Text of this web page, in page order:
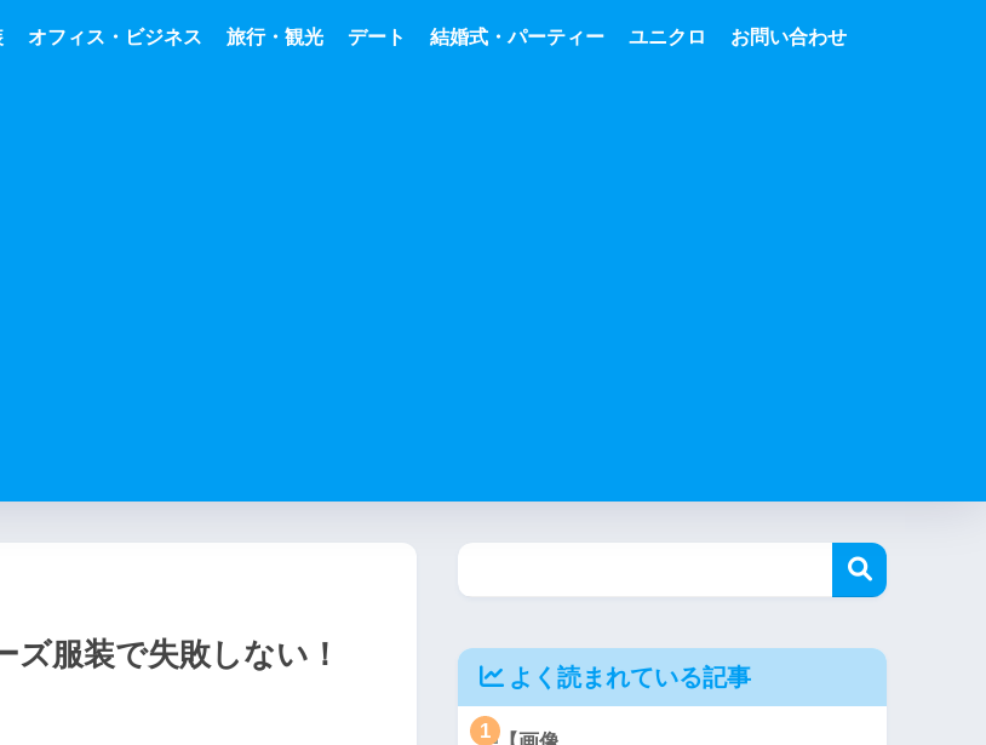
オフィス・ビジネス 旅行・観光 デート 結婚式・パーティー ユニクロ お問い合わせ
ズ服装で失敗しない！
よく読まれている記事
1